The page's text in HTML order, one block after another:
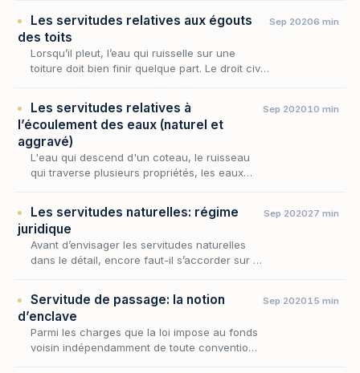
P…
Les servitudes relatives aux égouts
des toits
Lorsqu’il pleut, l’eau qui ruisselle sur une
toiture doit bien finir quelque part. Le droit civil
Sep 20206 min
Les servitudes relatives à
l’écoulement des eaux (naturel et
aggravé)
L'eau qui descend d'un coteau, le ruisseau
qui traverse plusieurs propriétés, les eaux
i…
Sep 202010 min
Les servitudes naturelles: régime
juridique
Avant d’envisager les servitudes naturelles
dans le détail, encore faut-il s’accorder sur la
Sep 202027 min
Servitude de passage: la notion
d’enclave
Parmi les charges que la loi impose au fonds
voisin indépendamment de toute convention,
Sep 202015 min